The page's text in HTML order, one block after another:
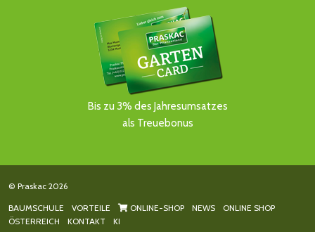
Bis zu 3% des Jahresumsatzes
als Treuebonus
© Praskac 2026
BAUMSCHULE VORTEILE ONLINE-SHOP NEWS
ONLINE SHOP
ÖSTERREICH
KONTAKT KI